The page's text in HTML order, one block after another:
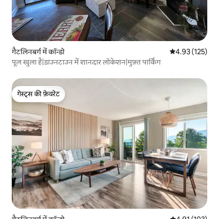
गैटलिनबर्ग में कॉन्डो औसत रेटिंग 5 में से
4.93 (125)
पूल खुला है|डाउनटाउन में शानदार लोकेशन|मुफ़्त पार्किंग
गेस्ट्स की फ़ेवरेट
गेस्ट्स की फ़ेवरेट